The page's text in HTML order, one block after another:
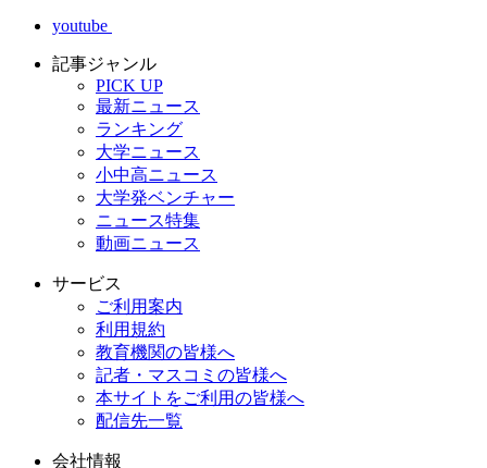
youtube
記事ジャンル
PICK UP
最新ニュース
ランキング
大学ニュース
小中高ニュース
大学発ベンチャー
ニュース特集
動画ニュース
サービス
ご利用案内
利用規約
教育機関の皆様へ
記者・マスコミの皆様へ
本サイトをご利用の皆様へ
配信先一覧
会社情報